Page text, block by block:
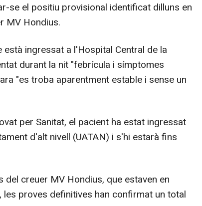
se el positiu provisional identificat dilluns en
MV Hondius.
està ingressat a l'Hospital Central de la
durant la nit "febrícula i símptomes
"es troba aparentment estable i sense un
per Sanitat, el pacient ha estat ingressat
d'alt nivell (UATAN) i s'hi estarà fins
del creuer MV Hondius, que estaven en
les proves definitives han confirmat un total